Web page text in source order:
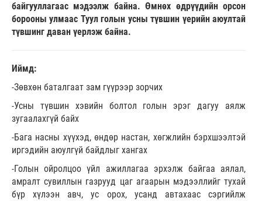
байгууллагаас мэдээлж байна. Өмнөх өдрүүдийн орсон
борооны улмаас Туул голын усны түвшин үерийн аюултай
түвшинг даван үерлэж байна.
Иймд:
-Зөвхөн баталгаат зам гүүрээр зорчих
-Усны түвшин хэвийн болтол голын эрэг дагуу аялж
зугаалахгүй байх
-Бага насны хүүхэд, өндөр настан, хөгжлийн бэрхшээлтэй
иргэдийн аюулгүй байдлыг хангах
-Голын ойролцоо үйл ажиллагаа эрхэлж байгаа аялал,
амралт сувиллын газрууд цаг агаарын мэдээллийг тухай
бүр хүлээн авч, ус орох, усанд автахаас сэргийлж